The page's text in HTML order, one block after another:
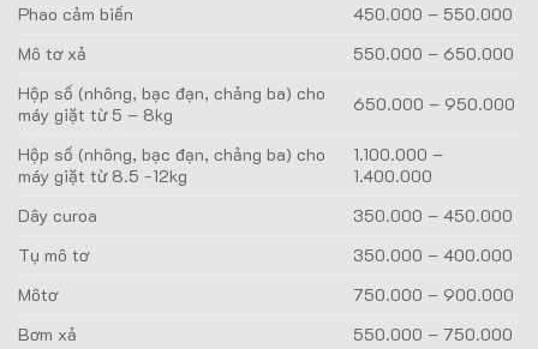
Phao cảm biến
450.000 – 550.000
Mô tơ xả
550.000 – 650.000
Hộp số (nhông, bạc đạn, chảng ba) cho
máy giặt từ 5 – 8kg
650.000 – 950.000
Hộp số (nhông, bạc đạn, chảng ba) cho
máy giặt từ 8.5 -12kg
1.100.000 –
1.400.000
Dây curoa
350.000 – 450.000
Tụ mô tơ
350.000 – 400.000
Môtơ
750.000 – 900.000
Bơm xả
550.000 – 750.000